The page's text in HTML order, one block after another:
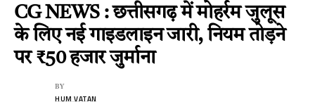
CG NEWS : छत्तीसगढ़ में मोहर्रम जुलूस
के लिए नई गाइडलाइन जारी, नियम तोड़ने
पर ₹50 हजार जुर्माना
BY
HUM VATAN